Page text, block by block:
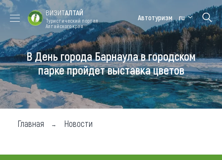
Форум VISIT
ALTAI
Цветение
маральника
Медицинский
форум
Алтайская
зимовка
Туры
Где побывать
Чем заняться
Где остановиться
ВИЗИТАЛТАЙ
Туристический портал
Алтайского края
Автотуризм ru
В День города Барнаула в городском
парке пройдет выставка цветов
Главная Новости